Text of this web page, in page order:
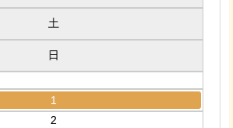
土
日
1
2